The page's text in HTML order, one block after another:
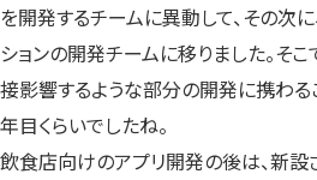
を開発するチームに異動して、その次
ションの開発チームに移りました。そ
接影響するような部分の開発に携わる
年目くらいでしたね。
飲食店向けのアプリ開発の後は、新設